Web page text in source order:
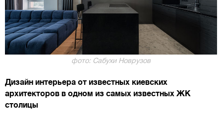
фото: Сабухи Новрузов
Дизайн интерьера от известных киевских
архитекторов в одном из самых известных ЖК
столицы